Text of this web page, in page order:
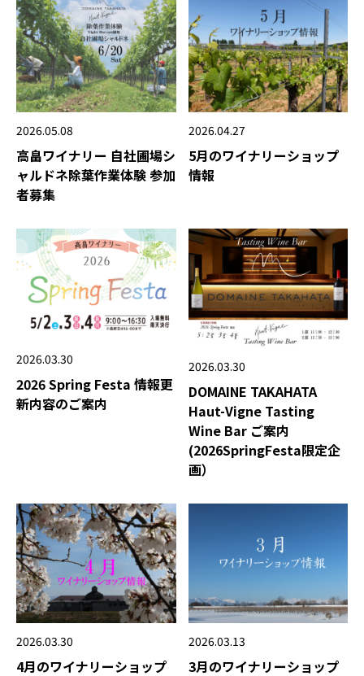
2026.05.08
高畠ワイナリー 自社圃場シ
ャルドネ除葉作業体験 参加
者募集
2026.04.27
5月のワイナリーショップ
情報
2026.03.30
2026 Spring Festa 情報更
新内容のご案内
2026.03.30
DOMAINE TAKAHATA
Haut-Vigne Tasting
Wine Bar ご案内
(2026SpringFesta限定企
画）
2026.03.30
4月のワイナリーショップ
2026.03.13
3月のワイナリーショップ